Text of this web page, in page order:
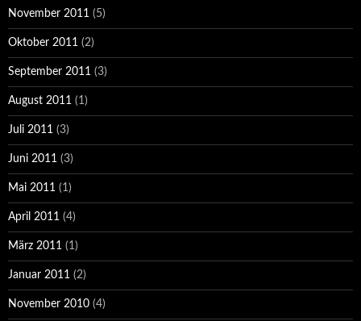
November 2011 (5)
Oktober 2011 (2)
September 2011 (3)
August 2011 (1)
Juli 2011 (3)
Juni 2011 (3)
Mai 2011 (1)
April 2011 (4)
März 2011 (1)
Januar 2011 (2)
November 2010 (4)